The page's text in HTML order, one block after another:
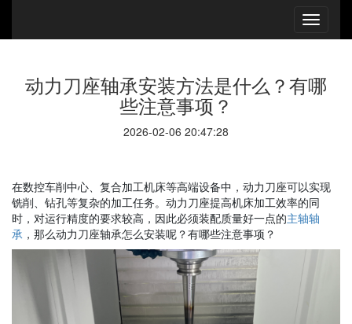
动力刀座轴承安装方法是什么？有哪
些注意事项？
2026-02-06 20:47:28
在数控车削中心、复合加工机床等高端设备中，动力刀座可以实现
铣削、钻孔等复杂的加工任务。动力刀座提高机床加工效率的同
时，对运行精度的要求较高，因此必须装配质量好一点的主轴轴
承 ，那么动力刀座轴承怎么安装呢？有哪些注意事项？